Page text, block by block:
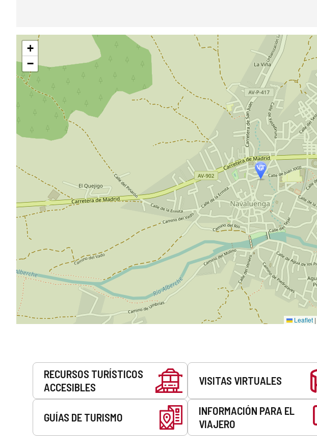
Saltar
mapa
+
−
Leaflet |
Servicios
RECURSOS TURÍSTICOS
ACCESIBLES
VISITAS VIRTUALES
GUÍAS DE TURISMO
INFORMACIÓN PARA EL
VIAJERO